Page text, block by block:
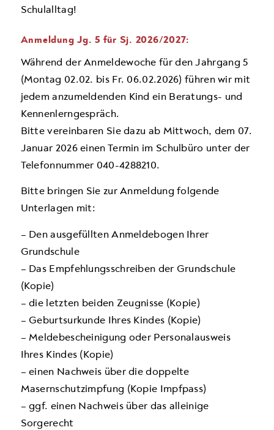
Schulalltag!
Anmeldung Jg. 5 für Sj. 2026/2027:
Während der Anmeldewoche für den Jahrgang 5
(Montag 02.02. bis Fr. 06.02.2026) führen wir mit
jedem anzumeldenden Kind ein Beratungs- und
Kennenlerngespräch.
Bitte vereinbaren Sie dazu ab Mittwoch, dem 07.
Januar 2026 einen Termin im Schulbüro unter der
Telefonnummer 040-4288210.
Bitte bringen Sie zur Anmeldung folgende
Unterlagen mit:
– Den ausgefüllten Anmeldebogen Ihrer
Grundschule
– Das Empfehlungsschreiben der Grundschule
(Kopie)
– die letzten beiden Zeugnisse (Kopie)
– Geburtsurkunde Ihres Kindes (Kopie)
– Meldebescheinigung oder Personalausweis
Ihres Kindes (Kopie)
– einen Nachweis über die doppelte
Masernschutzimpfung (Kopie Impfpass)
– ggf. einen Nachweis über das alleinige
Sorgerecht